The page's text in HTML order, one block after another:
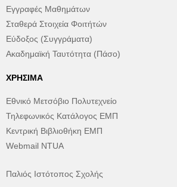
Εγγραφές Μαθημάτων
Σταθερά Στοιχεία Φοιτήτών
Εύδοξος (Συγγράματα)
Ακαδημαϊκή Ταυτότητα (Πάσο)
ΧΡΉΣΙΜΑ
Εθνικό Μετσόβιο Πολυτεχνείο
Τηλεφωνικός Κατάλογος ΕΜΠ
Κεντρική Βιβλιοθήκη ΕΜΠ
Webmail NTUA
Παλιός Ιστότοπος Σχολής